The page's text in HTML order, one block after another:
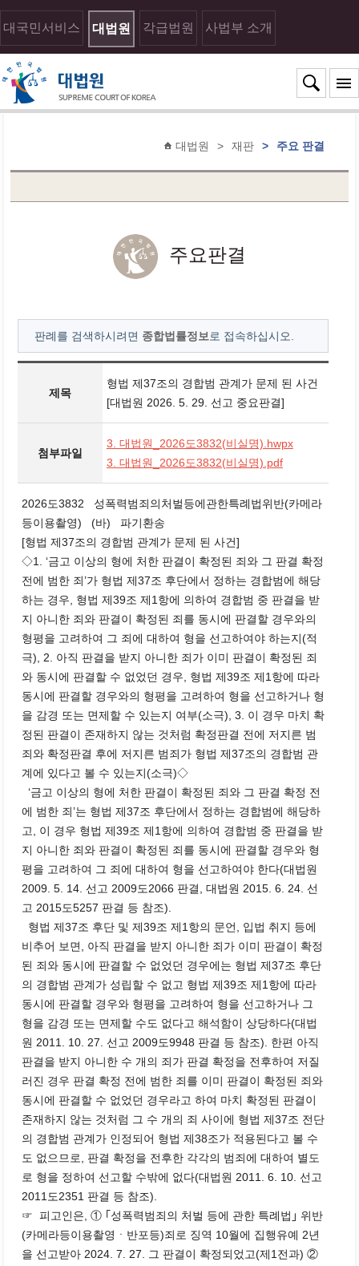
대국민서비스 대법원 각급법원 사법부 소개
대법원 > 재판 > 주요 판결
주요판결
판례를 검색하시려면 종합법률정보 로 접속하십시오.
제목
형법 제37조의 경합범 관계가 문제 된 사건
[대법원 2026. 5. 29. 선고 중요판결]
첨부파일
3. 대법원_2026도3832(비실명).hwpx
3. 대법원_2026도3832(비실명).pdf
2026도3832 성폭력범죄의처벌등에관한특례법위반(카메라
등이용촬영) (바) 파기환송
[형법 제37조의 경합범 관계가 문제 된 사건]
◇1. ‘금고 이상의 형에 처한 판결이 확정된 죄와 그 판결 확정
전에 범한 죄’가 형법 제37조 후단에서 정하는 경합범에 해당
하는 경우, 형법 제39조 제1항에 의하여 경합범 중 판결을 받
지 아니한 죄와 판결이 확정된 죄를 동시에 판결할 경우와의
형평을 고려하여 그 죄에 대하여 형을 선고하여야 하는지(적
극), 2. 아직 판결을 받지 아니한 죄가 이미 판결이 확정된 죄
와 동시에 판결할 수 없었던 경우, 형법 제39조 제1항에 따라
동시에 판결할 경우와의 형평을 고려하여 형을 선고하거나 형
을 감경 또는 면제할 수 있는지 여부(소극), 3. 이 경우 마치 확
정된 판결이 존재하지 않는 것처럼 확정판결 전에 저지른 범
죄와 확정판결 후에 저지른 범죄가 형법 제37조의 경합범 관
계에 있다고 볼 수 있는지(소극)◇
‘금고 이상의 형에 처한 판결이 확정된 죄와 그 판결 확정 전
에 범한 죄’는 형법 제37조 후단에서 정하는 경합범에 해당하
고, 이 경우 형법 제39조 제1항에 의하여 경합범 중 판결을 받
지 아니한 죄와 판결이 확정된 죄를 동시에 판결할 경우와 형
평을 고려하여 그 죄에 대하여 형을 선고하여야 한다(대법원
2009. 5. 14. 선고 2009도2066 판결, 대법원 2015. 6. 24. 선
고 2015도5257 판결 등 참조).
형법 제37조 후단 및 제39조 제1항의 문언, 입법 취지 등에
비추어 보면, 아직 판결을 받지 아니한 죄가 이미 판결이 확정
된 죄와 동시에 판결할 수 없었던 경우에는 형법 제37조 후단
의 경합범 관계가 성립할 수 없고 형법 제39조 제1항에 따라
동시에 판결할 경우와 형평을 고려하여 형을 선고하거나 그
형을 감경 또는 면제할 수도 없다고 해석함이 상당하다(대법
원 2011. 10. 27. 선고 2009도9948 판결 등 참조). 한편 아직
판결을 받지 아니한 수 개의 죄가 판결 확정을 전후하여 저질
러진 경우 판결 확정 전에 범한 죄를 이미 판결이 확정된 죄와
동시에 판결할 수 없었던 경우라고 하여 마치 확정된 판결이
존재하지 않는 것처럼 그 수 개의 죄 사이에 형법 제37조 전단
의 경합범 관계가 인정되어 형법 제38조가 적용된다고 볼 수
도 없으므로, 판결 확정을 전후한 각각의 범죄에 대하여 별도
로 형을 정하여 선고할 수밖에 없다(대법원 2011. 6. 10. 선고
2011도2351 판결 등 참조).
☞ 피고인은, ① ｢성폭력범죄의 처벌 등에 관한 특례법｣ 위반
(카메라등이용촬영ㆍ반포등)죄로 징역 10월에 집행유예 2년
을 선고받아 2024. 7. 27. 그 판결이 확정되었고(제1전과) ②